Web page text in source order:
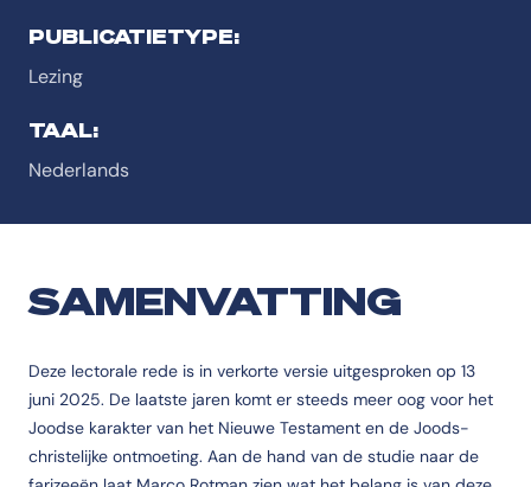
PUBLICATIETYPE:
Lezing
TAAL:
Nederlands
SAMENVATTING
Deze lectorale rede is in verkorte versie uitgesproken op 13
juni 2025. De laatste jaren komt er steeds meer oog voor het
Joodse karakter van het Nieuwe Testament en de Joods-
christelijke ontmoeting. Aan de hand van de studie naar de